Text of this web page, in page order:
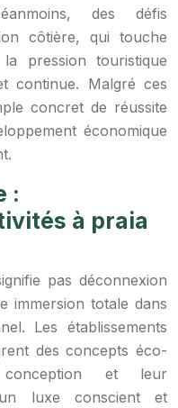
des défis
côtière, qui touche
pression touristique
continue. Malgré ces
concret de réussite
économique
:
à praia
pas déconnexion
immersion totale dans
Les établissements
des concepts éco-
et leur
luxe conscient et